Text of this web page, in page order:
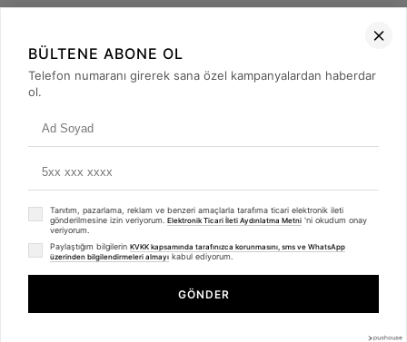
+90 (850) 473 08 08
© 2008 - 2026merterelektronik.com
- Tüm Hakları Saklıdır. Kredi kartı bilgileriniz 256bit SSL sertifikası ile
Whatsapp
BÜLTENE ABONE OL
Telefon numaranı girerek sana özel kampanyalardan haberdar
ol.
Tanıtım, pazarlama, reklam ve benzeri amaçlarla tarafıma ticari elektronik ileti
gönderilmesine izin veriyorum. Elektronik Ticari İleti Aydınlatma Metni 'ni okudum onay
veriyorum.
Paylaştığım bilgilerin KVKK kapsamında tarafınızca korunmasını, sms ve WhatsApp
üzerinden bilgilendirmeleri almayı kabul ediyorum.
GÖNDER